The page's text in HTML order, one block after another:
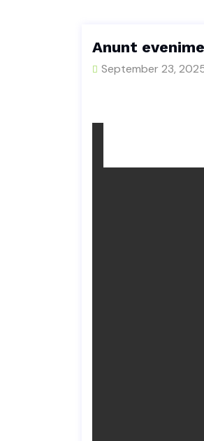
Anunt
September 23,